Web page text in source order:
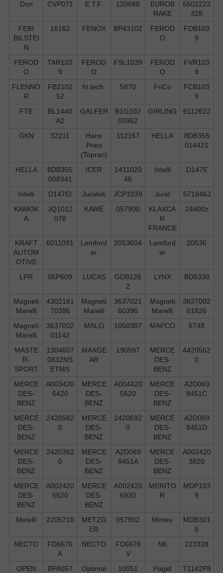
Don CVP071 E.T.F. 120688
EUROB
RAKE
5502223
328
FEBI
BILSTEI
N
16162 FENOX BP43102
FEROD
O
FDB103
9
FEROD
O
TAR103
9
FEROD
O
FSL1039
FEROD
O
FVR103
9
FLENNO
R
FB2102
52
fri.tech. 5870 FriCo
FCB103
9
FTE
BL1440
A2
GALFER
B1G102
03962
GIRLING 6112622
GKN 32211
Hans
Pries
(Topran)
112167 HELLA
8DB355
014421
HELLA
8DB355
008341
ICER
1411020
46
Intelli D147E
Intelli D147EI Juratek JCP1039 Jurid
571846J
KAMOK
A
JQ1012
078
KAWE 057900
KLAXCA
R
FRANCE
24400z
KRAFT
AUTOM
OTIVE
6011091
Lemford
er
2053604
Lemford
er
20536
LPR 05P609 LUCAS
GDB126
2
LYNX BD5338
Magneti
Marelli
4302161
70396
Magneti
Marelli
3637021
60396
Magneti
Marelli
3637002
01826
Magneti
Marelli
3637002
01142
MALO 1050387 MAPCO 6748
MASTE
R-
SPORT
1304607
0832NS
ETMS
MAXGE
AR
190597
MERCE
DES-
BENZ
4420562
0
MERCE
DES-
BENZ
A003420
6420
MERCE
DES-
BENZ
A004420
5620
MERCE
DES-
BENZ
A2D069
8451C
MERCE
DES-
BENZ
2420562
0
MERCE
DES-
BENZ
2420692
0
MERCE
DES-
BENZ
A2D069
8451D
MERCE
DES-
BENZ
2420382
0
MERCE
DES-
BENZ
A2D069
8451A
MERCE
DES-
BENZ
A002420
3820
MERCE
DES-
BENZ
A002420
5620
MERCE
DES-
BENZ
A002420
6920
MERITO
R
MDP103
9
Metelli 2205710
METZG
ER
057902 Mintex
MDB301
6
NECTO
FD6676
A
NECTO
FD6676
V
NK 223328
OPEN
BPA057
Optimal 10051 Pagid
T1142P8